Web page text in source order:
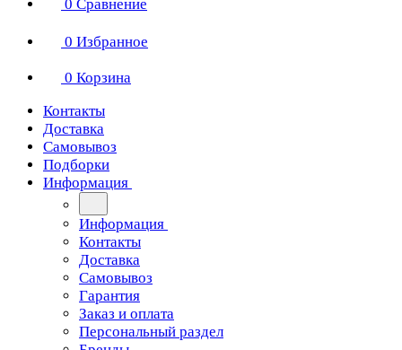
0 Сравнение
0 Избранное
0 Корзина
Контакты
Доставка
Самовывоз
Подборки
Информация
Информация
Контакты
Доставка
Самовывоз
Гарантия
Заказ и оплата
Персональный раздел